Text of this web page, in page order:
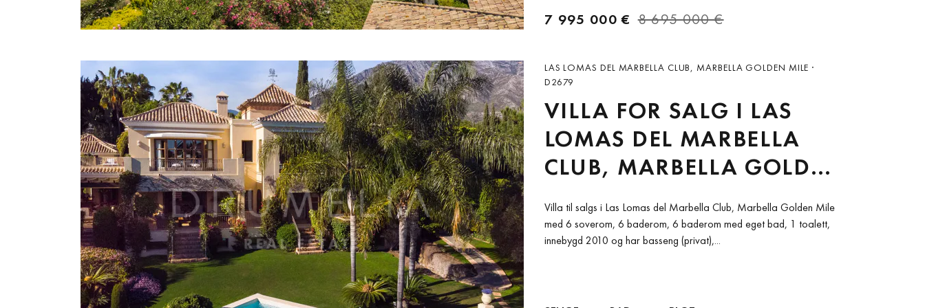
7 995 000 € 8 695 000 €
LAS LOMAS DEL MARBELLA CLUB, MARBELLA GOLDEN MILE ·
D2679
VILLA FOR SALG I LAS
LOMAS DEL MARBELLA
CLUB, MARBELLA GOLDEN
MILE
Villa til salgs i Las Lomas del Marbella Club, Marbella Golden Mile
med 6 soverom, 6 baderom, 6 baderom med eget bad, 1 toalett,
innebygd 2010 og har basseng (privat),...